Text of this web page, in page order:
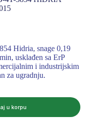
Hidria, snage 0,19
usklađen sa ErP
i industrijskim
za ugradnju.
u korpu